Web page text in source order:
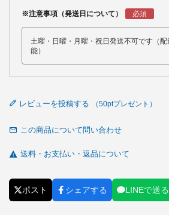
※注意事項（発送日について）
レビューを投稿する
この商品について問い合わせ
送料・お支払い・返品について
ポスト シェアする LINEで送る